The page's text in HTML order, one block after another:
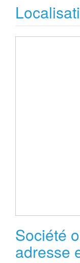
Société
adresse